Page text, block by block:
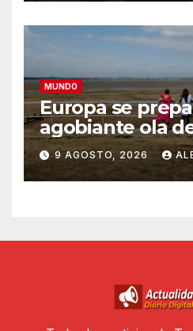
MUNDO
Europa se
agobiante ola
extremo, la
mayo
9 AGOSTO, 2026